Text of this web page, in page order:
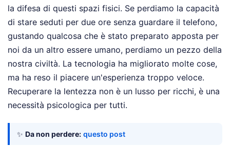
la difesa di questi spazi fisici. Se perdiamo la capacità
di stare seduti per due ore senza guardare il telefono,
gustando qualcosa che è stato preparato apposta per
noi da un altro essere umano, perdiamo un pezzo della
nostra civiltà. La tecnologia ha migliorato molte cose,
ma ha reso il piacere un'esperienza troppo veloce.
Recuperare la lentezza non è un lusso per ricchi, è una
necessità psicologica per tutti.
✨ Da non perdere: questo post